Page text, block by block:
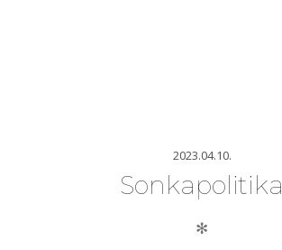
2023.04.10.
Sonkapolitika
✻